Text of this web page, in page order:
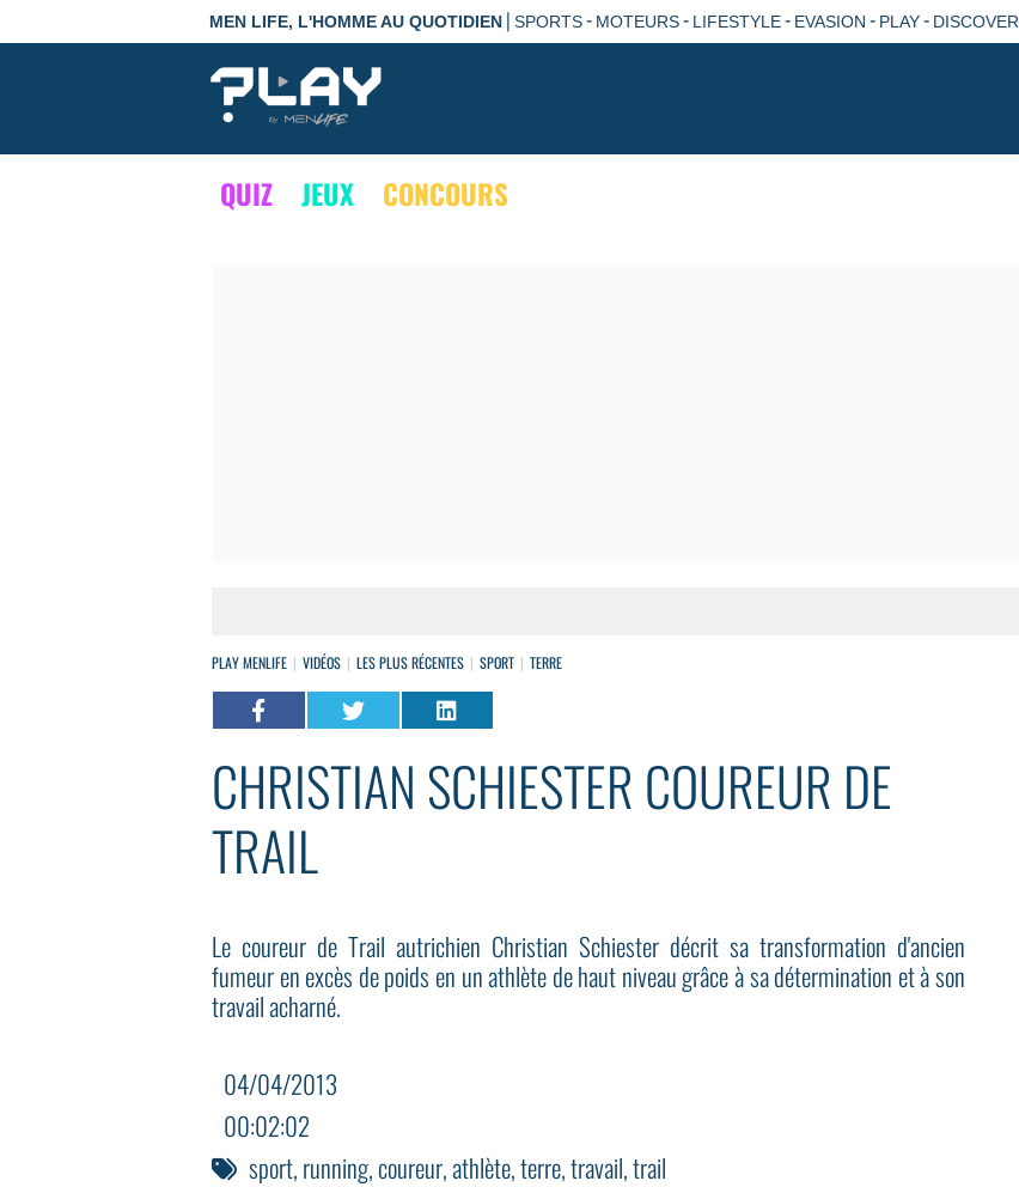
MEN LIFE, L'HOMME AU QUOTIDIEN | SPORTS- MOTEURS- LIFESTYLE- EVASION - PLAY- DISCOVER
QUIZ JEUX CONCOURS
PLAY MENLIFE VIDÉOS LES PLUS RÉCENTES SPORT TERRE
CHRISTIAN SCHIESTER COUREUR DE
TRAIL
Le coureur de Trail autrichien Christian Schiester décrit sa transformation d'ancien
fumeur en excès de poids en un athlète de haut niveau grâce à sa détermination et à son
travail acharné.
04/04/2013
00:02:02
sport,running,coureur,athlète,terre,travail,trail